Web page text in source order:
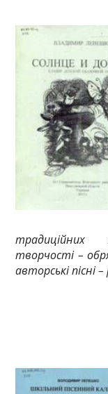
традиційних
творчості –
авторські пісні